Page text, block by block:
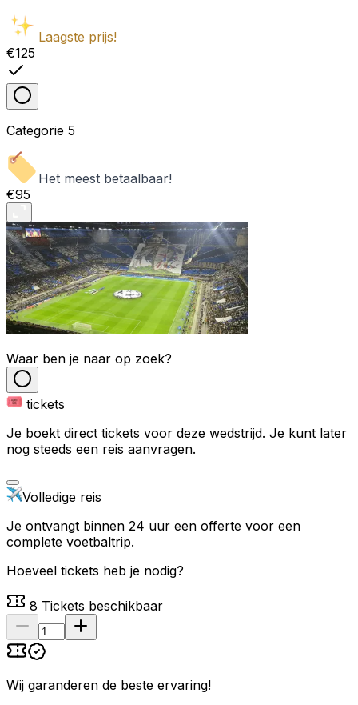
Laagste prijs!
€125
Categorie 5
Het meest betaalbaar!
€95
Waar ben je naar op zoek?
tickets
Je boekt direct tickets voor deze wedstrijd. Je kunt later
nog steeds een reis aanvragen.
Volledige reis
Je ontvangt binnen 24 uur een offerte voor een
complete voetbaltrip.
Hoeveel tickets heb je nodig?
8 Tickets beschikbaar
Wij garanderen de beste ervaring!